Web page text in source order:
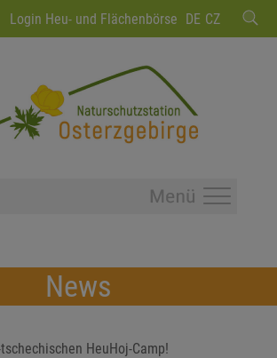
Login Heu- und Flächenbörse DE CZ
News
HeuHoj-Camp!